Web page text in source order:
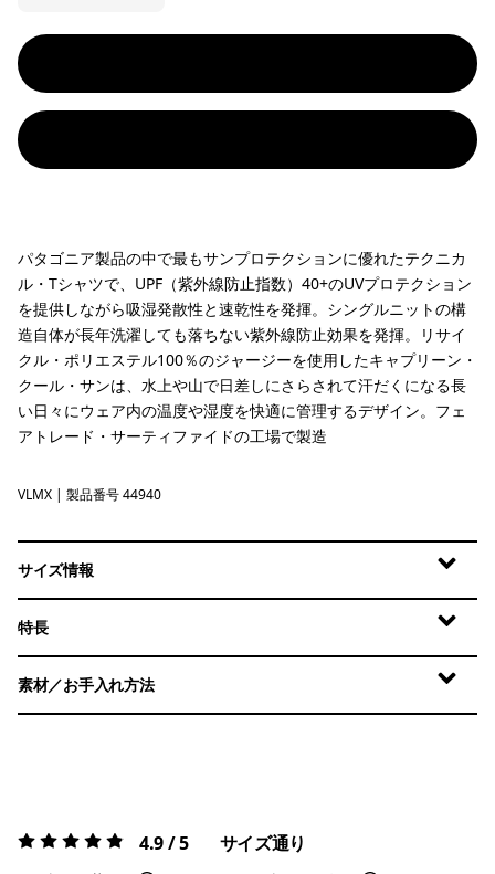
パタゴニア製品の中で最もサンプロテクションに優れたテクニカ
ル・Tシャツで、UPF（紫外線防止指数）40+のUVプロテクション
を提供しながら吸湿発散性と速乾性を発揮。シングルニットの構
造自体が長年洗濯しても落ちない紫外線防止効果を発揮。リサイ
クル・ポリエステル100％のジャージーを使用したキャプリーン・
クール・サンは、水上や山で日差しにさらされて汗だくになる長
い日々にウェア内の温度や湿度を快適に管理するデザイン。フェ
アトレード・サーティファイドの工場で製造
Vellum Green - Light Vellum Green X-Dye
VLMX | 製品番号 44940
サイズ情報
特長
素材／お手入れ方法
評価:4.9 / 5 4.9 / 5 サイズ通り